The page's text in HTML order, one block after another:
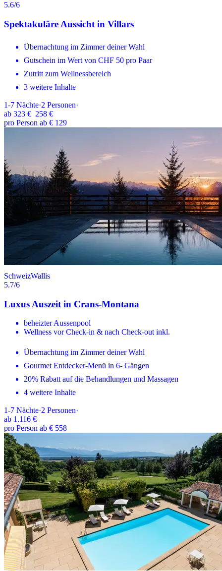
5.6/6
Spektakuläre Aussicht in Villars
Übernachtung im Zimmer deiner Wahl
Gutschein im Wert von CHF 50 pro Paar
Zutritt zum Wellnessbereich
3 weitere Inhalte
1-7 Nächte·2 Personen·
ab 323 € 258 €
pro Person ab € 129
SchweizWallis
5.7/6
Luxus Auszeit in Crans-Montana
beheizter Aussenpool
Wellness vor Check-in & nach Check-out inkl.
Übernachtung im Zimmer deiner Wahl
Gourmet Entdecker-Menü in 6- Gängen
20% Rabatt auf die Behandlungen und Massagen
4 weitere Inhalte
1-7 Nächte·2 Personen·
ab 1.116 €
pro Person ab € 558